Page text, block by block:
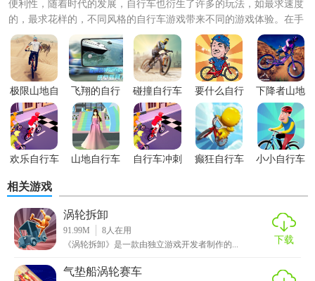
便利性，随着时代的发展，自行车也衍生了许多的玩法，如最求速度
的，最求花样的，不同风格的自行车游戏带来不同的游戏体验。在手
机上的玩法更加多样，不管...
极限山地自
行车
飞翔的自行
车
碰撞自行车
游戏
要什么自行
车
下降者山地
自行车手游
欢乐自行车
山地自行车
自行车冲刺
癫狂自行车
小小自行车
相关游戏
涡轮拆卸
91.99M 8人在用
《涡轮拆卸》是一款由独立游戏开发者制作的...
下载
气垫船涡轮赛车